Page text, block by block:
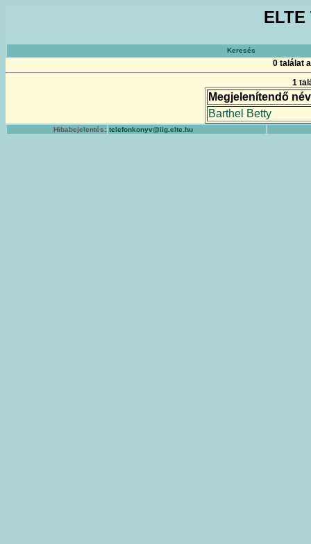
Keresés
0 találat
1
Megjelenítendő név
Barthel Betty
Hibabejelentés: telefonkonyv@iig.elte.hu